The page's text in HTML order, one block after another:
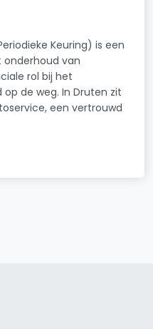
Keuring) is een
onderhoud van
rol bij het
de weg. In Druten zit
een vertrouwd